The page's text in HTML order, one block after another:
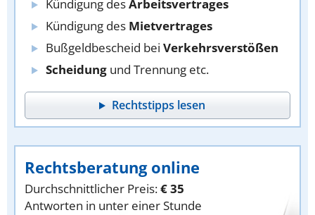
Kündigung desArbeitsvertrages
Kündigung des Mietvertrages
Bußgeldbescheid bei Verkehrsverstößen
Scheidung und Trennung etc.
Rechtstipps lesen
Rechtsberatung online
Durchschnittlicher Preis:€ 35
Antworten in unter einer Stunde